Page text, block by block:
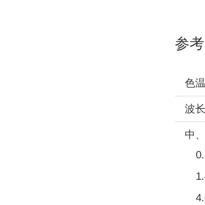
参
色
波
中